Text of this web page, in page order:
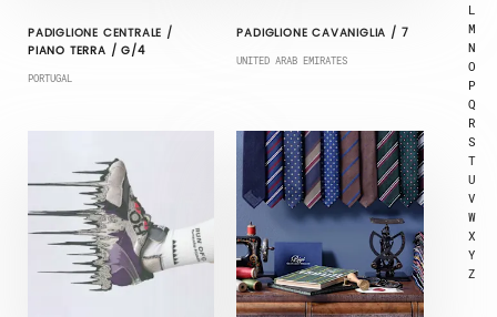
L
M
N
O
P
Q
R
S
T
U
V
W
X
Y
Z
PADIGLIONE CENTRALE /
PIANO TERRA / G/4
PORTUGAL
PADIGLIONE CAVANIGLIA / 7
UNITED ARAB EMIRATES